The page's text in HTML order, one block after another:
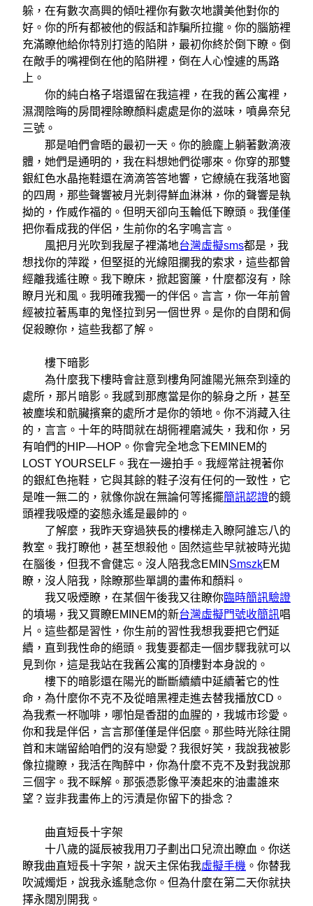
躲，在有數次高興的傾吐裡你有數次地讚美他對你的
好。你的所有都被他的假話和詐騙所拉攏。你的腦筋裡
充滿瞭他給你特別打造的陷阱，最初你終於倒下瞭。倒
在敵手的嘴裡倒在他的陷阱裡，倒在人心惶遽的馬路
上。
你的純白格子塔還留在我這裡，在我的舊公寓裡，
濕潤陰晦的房間裡除瞭顏料處處是你的滋味，噴鼻奈兒
三號。
那是咱們會晤的最初一天。你的臉龐上躺著數滴液
體，她們是通明的，我在料想她們從哪來。你穿的那雙
銀紅色水晶拖鞋還在滴滴答答地響，它繚繞在我落地窗
的四周，那些聲響被月光刺得鮮血淋淋，你的聲響是執
拗的，作威作福的。但明天卻向玉輪低下瞭頭。我僅僅
把你看成我的伴侶，生前你的名字鳴言言。
風把月光吹到我屋子裡滿地台灣虛擬sms都是，我
想找你的萍蹤，但堅挺的光線阻攔我的索求，這些都曾
經離我遙往瞭。我下瞭床，掀起窗簾，什麼都沒有，除
瞭月光和風。我明確我獨一的伴侶。言言，你一年前曾
經被拉著馬車的鬼怪拉到另一個世界。是你的自閉和侷
促殺瞭你，這些我都了解。
樓下暗影
為什麼我下樓時會註意到樓角阿誰陽光無奈到達的
處所，那片暗影。我感到那應當是你的躲身之所，甚至
被塵埃和骯臟擯棄的處所才是你的領地。你不消藏入往
的，言言。十年的時間就在胡衕裡磨滅失，我和你，另
有咱們的HIP—HOP。你會完全地念下EMINEM的
LOST YOURSELF。我在一邊拍手。我經常註視著你
的銀紅色拖鞋，它與其餘的鞋子沒有任何的一致性，它
是唯一無二的，就像你說在無論何等搖擺簡訊認證的鏡
頭裡我吸煙的姿態永遙是最帥的。
了解麼，我昨天穿過狹長的樓梯走入瞭阿誰忘八的
教室。我打瞭他，甚至想殺他。固然這些早就被時光拋
在腦後，但我不會健忘。沒人陪我念EMIN SmszkEM
瞭，沒人陪我，除瞭那些單調的畫佈和顏料。
我又吸煙瞭，在某個午後我又往瞭你臨時簡訊驗證
的墳場，我又買瞭EMINEM的新台灣虛擬門號收簡訊唱
片。這些都是習性，你生前的習性我想我要把它們延
續，直到我性命的絕頭。我隻要都走一個步驟我就可以
見到你，這是我站在我舊公寓的頂樓對本身說的。
樓下的暗影還在陽光的斷斷續續中延續著它的性
命，為什麼你不克不及從暗黑裡走進去替我播放CD。
為我煮一杯咖啡，哪怕是香甜的血腥的，我城市珍愛。
你和我是伴侶，言言那僅僅是伴侶麼。那些時光除往開
首和末端留給咱們的沒有戀愛？我很好笑，我說我被影
像拉攏瞭，我活在陶醉中，你為什麼不克不及對我說那
三個字。我不睬解。那張憑影像平湊起來的油畫誰來
望？豈非我畫佈上的污漬是你留下的掛念？
曲直短長十字架
十八歲的誕辰被我用刀子劃出口兒流出瞭血。你送
瞭我曲直短長十字架，說天主保佑我虛擬手機 。你替我
吹滅燭炬，說我永遙馳念你。但為什麼在第二天你就抉
擇永闊別開我。